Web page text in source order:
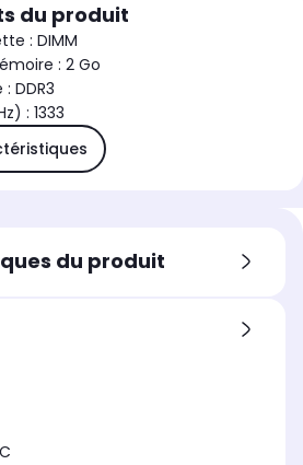
du produit
: DIMM
: 2 Go
DDR3
: 1333
du produit